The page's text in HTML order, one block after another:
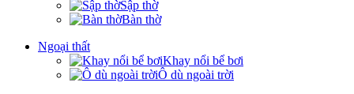
Sập thờ
Bàn thờ
Ngoại thất
Khay nổi bể bơi
Ô dù ngoài trời